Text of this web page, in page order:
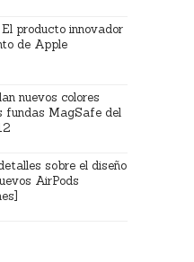
producto innovador
de Apple
nuevos colores
fundas MagSafe del
sobre el diseño
AirPods